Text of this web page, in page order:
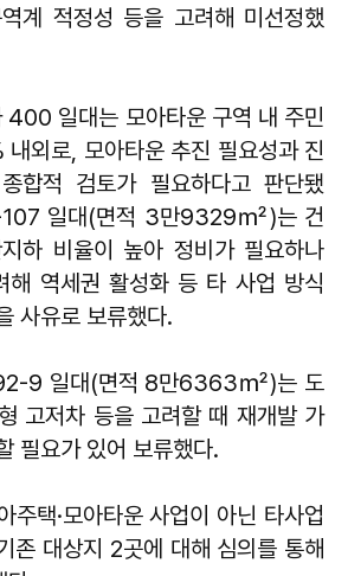
계 적정성 등을 고려해 미선정했
400 일대는 모아타운 구역 내 주민
외로, 모아타운 추진 필요성과 진
합적 검토가 필요하다고 판단됐
일대(면적 3만9329㎡)는 건
하 비율이 높아 정비가 필요하나
해 역세권 활성화 등 타 사업 방식
사유로 보류했다.
9 일대(면적 8만6363㎡)는 도
고저차 등을 고려할 때 재개발 가
필요가 있어 보류했다.
주택·모아타운 사업이 아닌 타사업
존 대상지 2곳에 대해 심의를 통해